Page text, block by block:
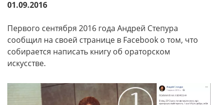
01.09.2016
Первого сентября 2016 года Андрей Степура
сообщил на своей странице в Facebook о том, что
собирается написать книгу об ораторском
искусстве.